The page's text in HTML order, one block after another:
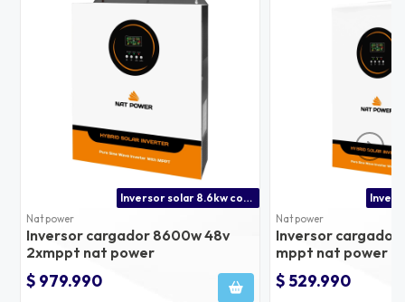
Inversor solar 8.6kw con doble mppt y puerto bms
Nat power
Inversor cargador 8600w 48v
2xmppt nat power
$ 979.990
Nat power
Inversor cargador
mppt nat power
$ 529.990